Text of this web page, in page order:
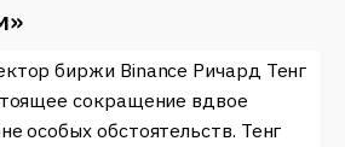
биржи Binance Ричард Тенг
сокращение вдвое
особых обстоятельств. Тенг